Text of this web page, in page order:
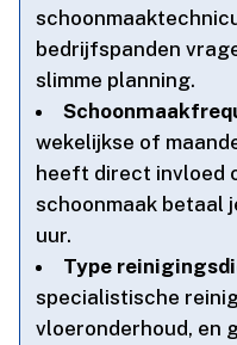
bedrijfspanden
slimme planning.​
wekelijkse of
heeft direct invloed
schoonmaak betaal
uur.​
Type
specialistische
vloeronderhoud, en